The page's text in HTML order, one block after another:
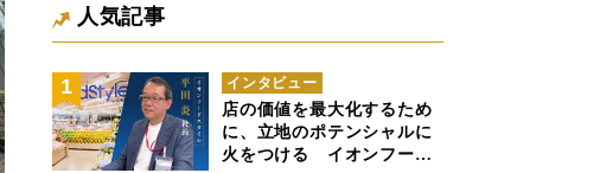
人気記事
インタビュー
店の価値を最大化するため
に、立地のポテンシャルに
火をつける イオンフード